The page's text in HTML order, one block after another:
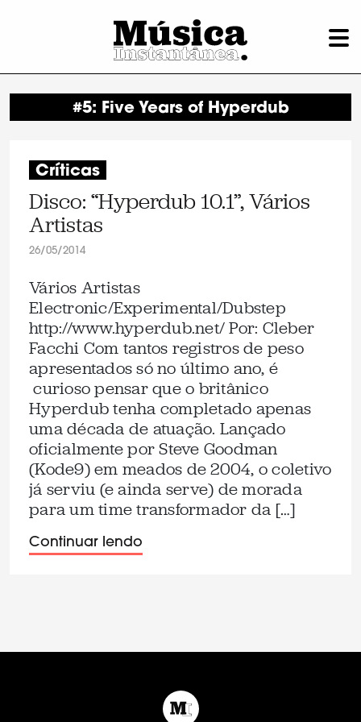
#5: Five Years of Hyperdub
Críticas
Disco: “Hyperdub 10.1”, Vários
Artistas
26/05/2014
Vários Artistas
Electronic/Experimental/Dubstep
http://www.hyperdub.net/ Por: Cleber
Facchi Com tantos registros de peso
apresentados só no último ano, é
curioso pensar que o britânico
Hyperdub tenha completado apenas
uma década de atuação. Lançado
oficialmente por Steve Goodman
(Kode9) em meados de 2004, o coletivo
já serviu (e ainda serve) de morada
para um time transformador da […]
Continuar lendo